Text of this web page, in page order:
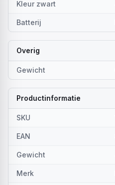
Kleur zwart
Batterij
Overig
Gewicht
Productinformatie
SKU
EAN
Gewicht
Merk